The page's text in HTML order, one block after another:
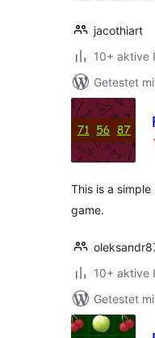
jacothiart
10+ aktive
Getestet
This is a
game.
10+ aktive
Getestet